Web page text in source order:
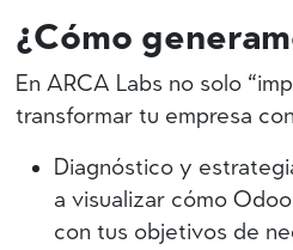
¿Cómo
En ARCA Labs no solo
transformar tu empresa
Diagnóstico y
a visualizar cómo
con tus objetivos de